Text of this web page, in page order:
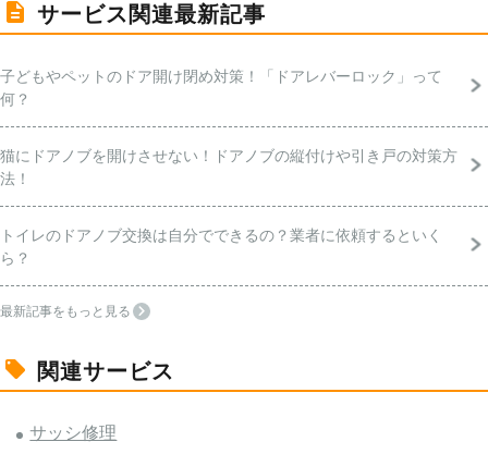
サービス関連最新記事
子どもやペットのドア開け閉め対策！「ドアレバーロック」って
何？
猫にドアノブを開けさせない！ドアノブの縦付けや引き戸の対策方
法！
トイレのドアノブ交換は自分でできるの？業者に依頼するといく
ら？
最新記事をもっと見る
関連サービス
サッシ修理